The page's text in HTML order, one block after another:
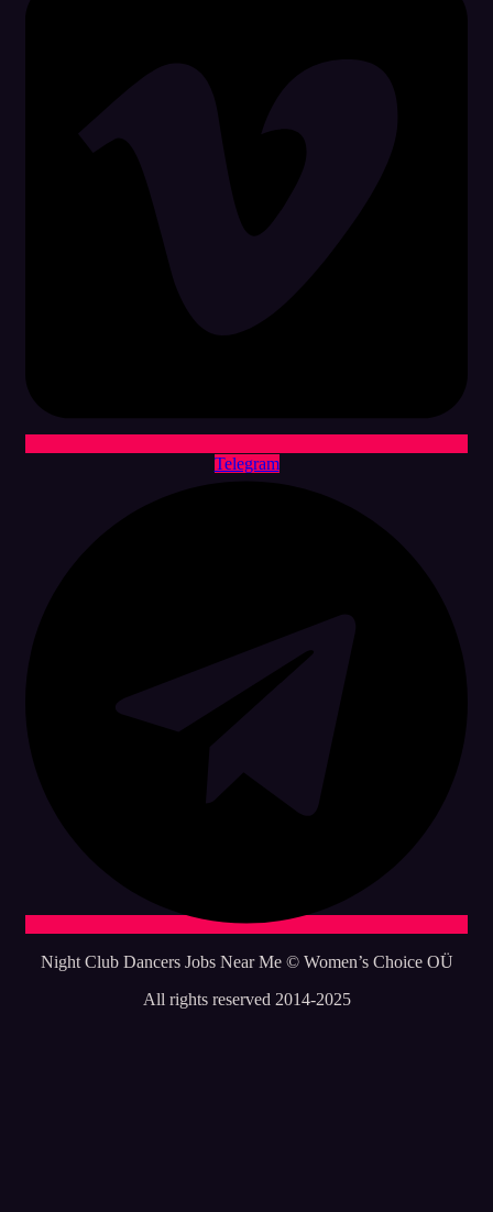
Telegram
Night Club Dancers Jobs Near Me © Women’s Choice OÜ
All rights reserved 2014-2025